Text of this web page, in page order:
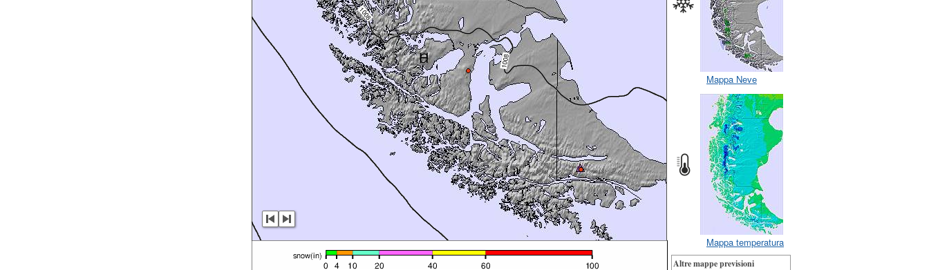
Mappa Neve
Mappa temperatura
Altre mappe previsioni